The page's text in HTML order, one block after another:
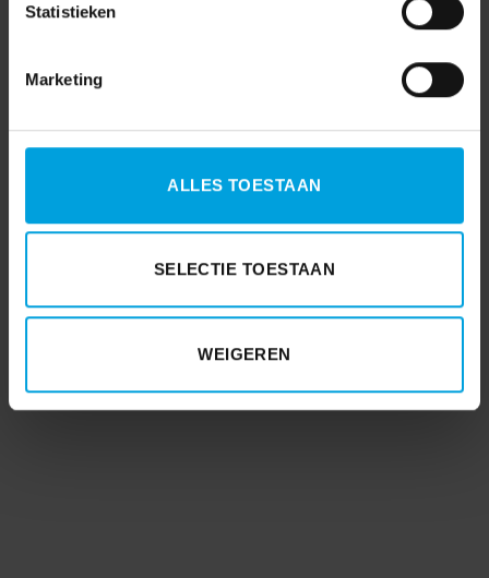
Statistieken
Marketing
ALLES TOESTAAN
SELECTIE TOESTAAN
WEIGEREN